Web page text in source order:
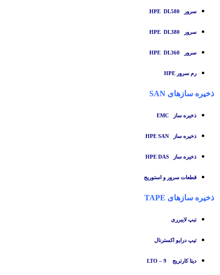
سرور HPE DL580
سرور HPE DL380
سرور HPE DL360
رم سرور HPE
ذخیره سازهای SAN
ذخیره ساز
ذخیره ساز HPE SAN
ذخیره ساز HPE DAS
قطعات سرور و استوریج
ذخیره سازهای TAPE
تبپ لایبرری
تیپ درایو اکسترنال
دیتا کارتریج LTO – 9